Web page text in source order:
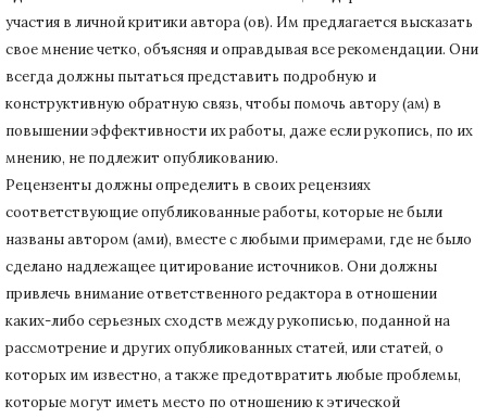
участия в личной критики автора (ов). Им предлагается высказать
свое мнение четко, объясняя и оправдывая все рекомендации. Они
всегда должны пытаться представить подробную и
конструктивную обратную связь, чтобы помочь автору (ам) в
повышении эффективности их работы, даже если рукопись, по их
мнению, не подлежит опубликованию.
Рецензенты должны определить в своих рецензиях
соответствующие опубликованные работы, которые не были
названы автором (ами), вместе с любыми примерами, где не было
сделано надлежащее цитирование источников. Они должны
привлечь внимание ответственного редактора в отношении
каких-либо серьезных сходств между рукописью, поданной на
рассмотрение и других опубликованных статей, или статей, о
которых им известно, а также предотвратить любые проблемы,
которые могут иметь место по отношению к этической